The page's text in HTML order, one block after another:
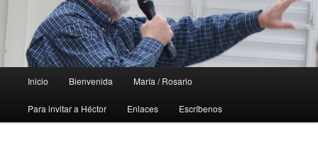
Inicio Bienvenida María / Rosario
Para invitar a Héctor Enlaces Escríbenos